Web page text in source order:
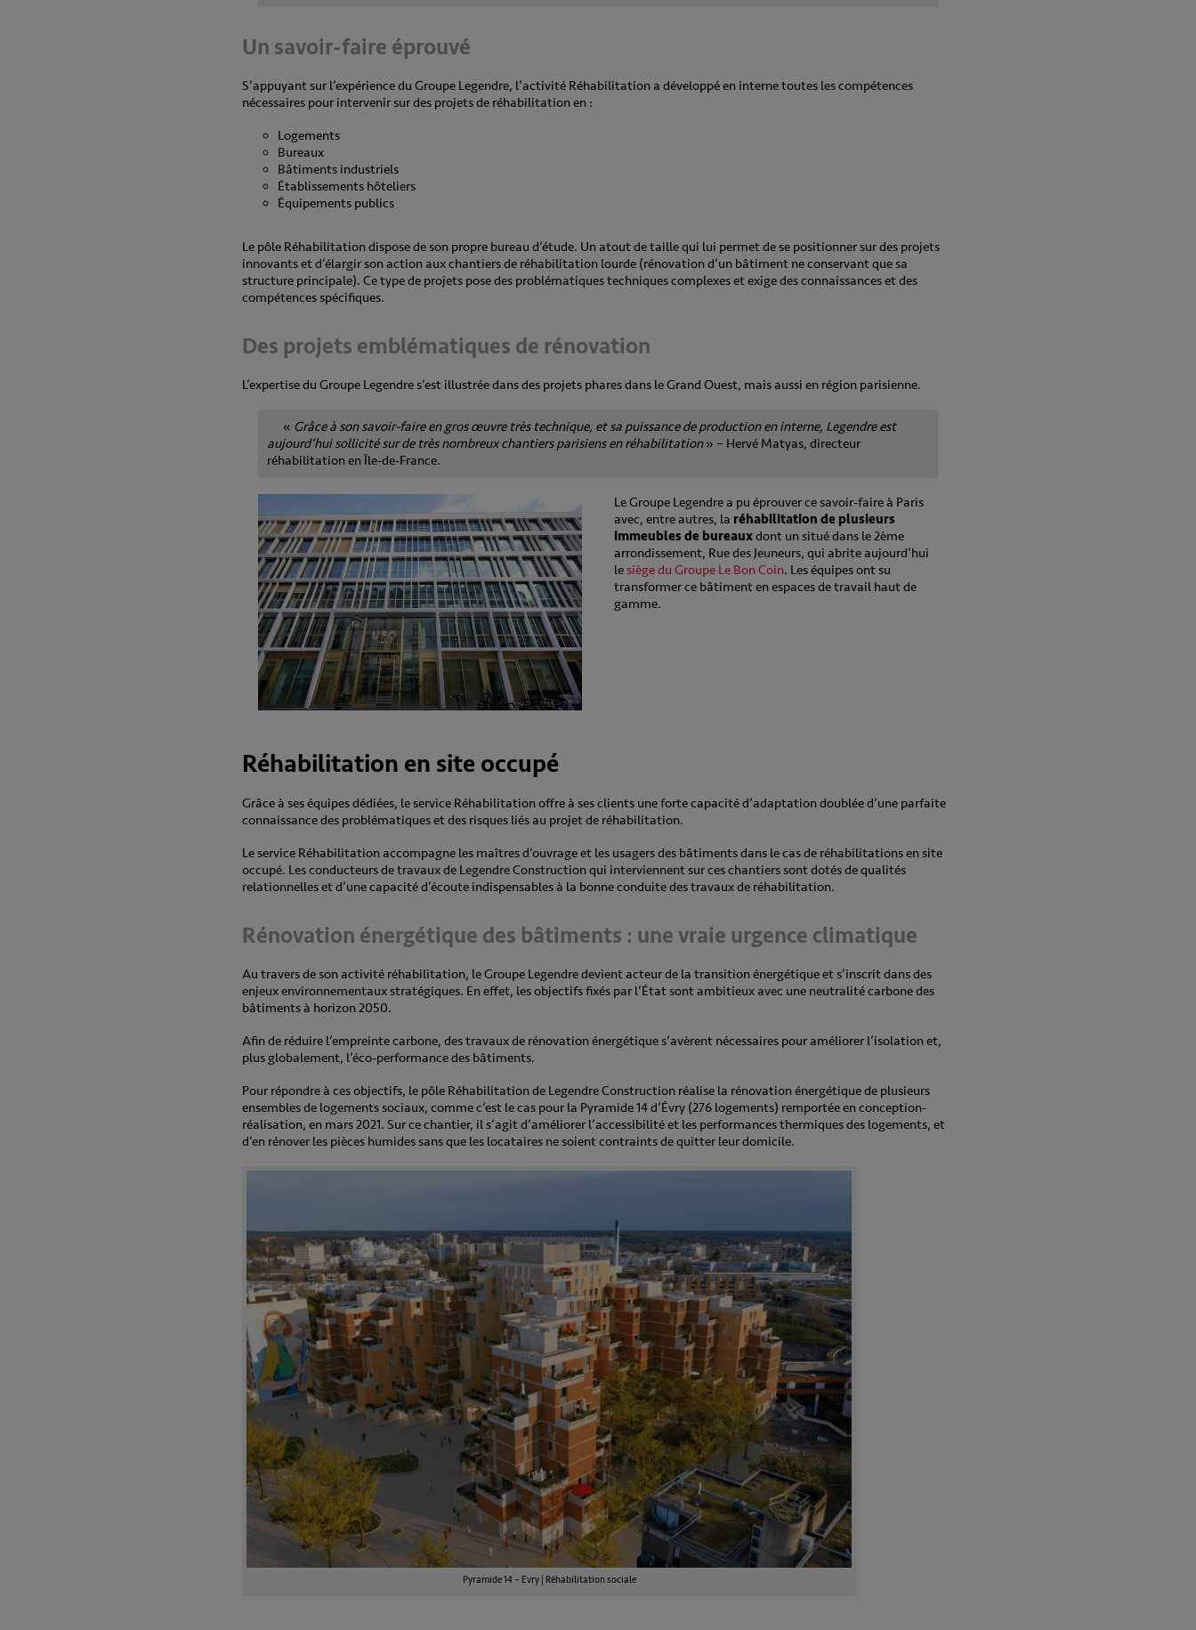
Un savoir-faire éprouvé
S’appuyant sur l’expérience du Groupe Legendre, l’activité Réhabilitation a développé en interne toutes les compétences
nécessaires pour intervenir sur des projets de réhabilitation en :
Logements
Bureaux
Bâtiments industriels
Établissements hôteliers
Équipements publics
Le pôle Réhabilitation dispose de son propre bureau d’étude. Un atout de taille qui lui permet de se positionner sur des projets
innovants et d’élargir son action aux chantiers de réhabilitation lourde (rénovation d’un bâtiment ne conservant que sa
structure principale). Ce type de projets pose des problématiques techniques complexes et exige des connaissances et des
compétences spécifiques.
Des projets emblématiques de rénovation
L’expertise du Groupe Legendre s’est illustrée dans des projets phares dans le Grand Ouest, mais aussi en région parisienne.
« Grâce à son savoir-faire en gros œuvre très technique, et sa puissance de production en interne, Legendre est
aujourd’hui sollicité sur de très nombreux chantiers parisiens en réhabilitation» – Hervé Matyas, directeur
réhabilitation en Île-de-France.
Le Groupe Legendre a pu éprouver ce savoir-faire à Paris
avec, entre autres, la réhabilitation de plusieurs
immeubles de bureauxdont un situé dans le 2ème
arrondissement, Rue des Jeuneurs, qui abrite aujourd’hui
le siège du Groupe Le Bon Coin. Les équipes ont su
transformer ce bâtiment en espaces de travail haut de
gamme.
Réhabilitation en site occupé
Grâce à ses équipes dédiées, le service Réhabilitation offre à ses clients une forte capacité d’adaptation doublée d’une parfaite
connaissance des problématiques et des risques liés au projet de réhabilitation.
Le service Réhabilitation accompagne les maîtres d’ouvrage et les usagers des bâtiments dans le cas de réhabilitations en site
occupé. Les conducteurs de travaux de Legendre Construction qui interviennent sur ces chantiers sont dotés de qualités
relationnelles et d’une capacité d’écoute indispensables à la bonne conduite des travaux de réhabilitation.
Rénovation énergétique des bâtiments : une vraie urgence climatique
Au travers de son activité réhabilitation, le Groupe Legendre devient acteur de la transition énergétique et s’inscrit dans des
enjeux environnementaux stratégiques. En effet, les objectifs fixés par l’État sont ambitieux avec une neutralité carbone des
bâtiments à horizon 2050.
Afin de réduire l’empreinte carbone, des travaux de rénovation énergétique s’avèrent nécessaires pour améliorer l’isolation et,
plus globalement, l’éco-performance des bâtiments.
Pour répondre à ces objectifs, le pôle Réhabilitation de Legendre Construction réalise la rénovation énergétique de plusieurs
ensembles de logements sociaux, comme c’est le cas pour la Pyramide 14 d’Évry (276 logements) remportée en conception-
réalisation, en mars 2021. Sur ce chantier, il s’agit d’améliorer l’accessibilité et les performances thermiques des logements, et
d’en rénover les pièces humides sans que les locataires ne soient contraints de quitter leur domicile.
Pyramide 14 – Evry | Réhabilitation sociale